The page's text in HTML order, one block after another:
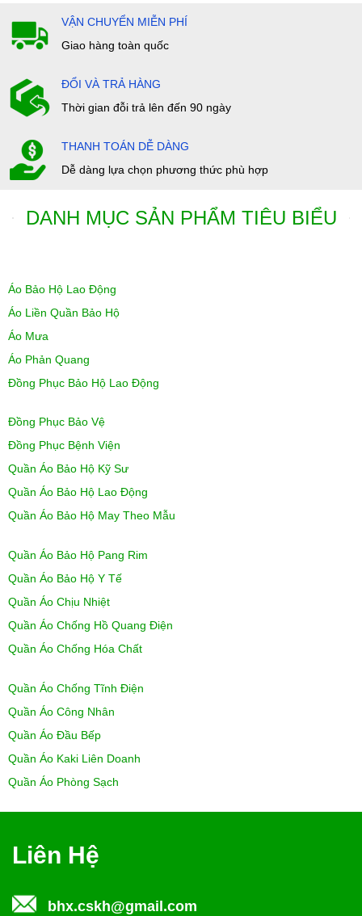
VẬN CHUYỂN MIỄN PHÍ
Giao hàng toàn quốc
ĐỔI VÀ TRẢ HÀNG
Thời gian đỗi trả lên đến 90 ngày
THANH TOÁN DỄ DÀNG
Dễ dàng lựa chọn phương thức phù hợp
DANH MỤC SẢN PHẨM TIÊU BIỂU
Áo Bảo Hộ Lao Động
Áo Liền Quần Bảo Hộ
Áo Mưa
Áo Phản Quang
Đồng Phục Bảo Hộ Lao Động
Đồng Phục Bảo Vệ
Đồng Phục Bệnh Viện
Quần Áo Bảo Hộ Kỹ Sư
Quần Áo Bảo Hộ Lao Động
Quần Áo Bảo Hộ May Theo Mẫu
Quần Áo Bảo Hộ Pang Rim
Quần Áo Bảo Hộ Y Tế
Quần Áo Chịu Nhiệt
Quần Áo Chống Hồ Quang Điện
Quần Áo Chống Hóa Chất
Quần Áo Chống Tĩnh Điện
Quần Áo Công Nhân
Quần Áo Đầu Bếp
Quần Áo Kaki Liên Doanh
Quần Áo Phòng Sạch
Liên Hệ
bhx.cskh@gmail.com